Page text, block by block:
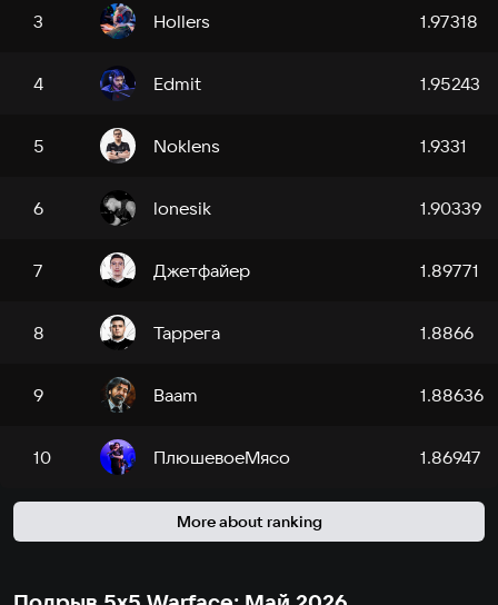
3 Hollers 1.97318
4 Edmit 1.95243
5 Noklens 1.9331
6 lonesik 1.90339
7 Джетфайер 1.89771
8 Таррега 1.8866
9 Baam 1.88636
10 ПлюшевоеМясо 1.86947
More about ranking